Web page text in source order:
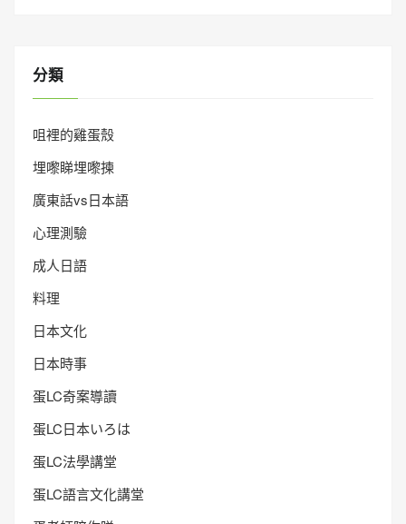
分類
咀裡的雞蛋殼
埋嚟睇埋嚟揀
廣東話vs日本語
心理測驗
成人日語
料理
日本文化
日本時事
蛋LC奇案導讀
蛋LC日本いろは
蛋LC法學講堂
蛋LC語言文化講堂